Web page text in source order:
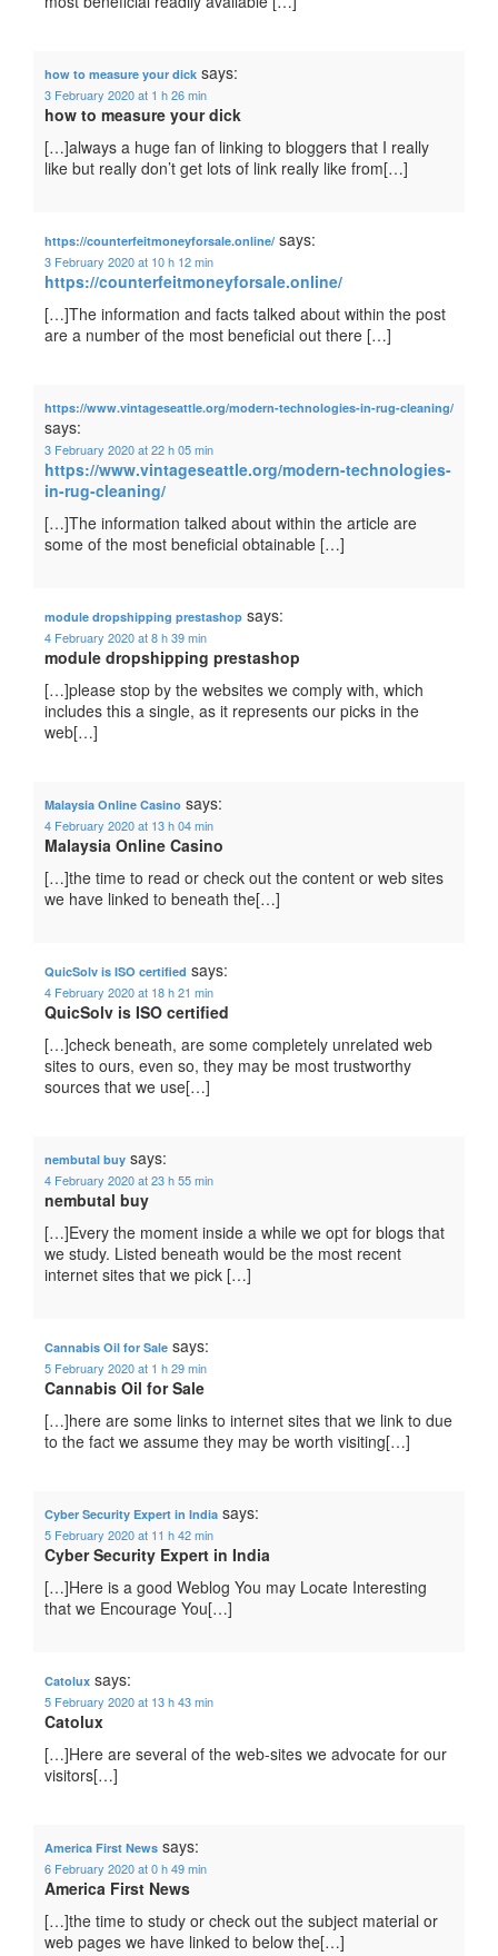
how to measure your dick says:
3 February 2020 at 1 h 26 min
how to measure your dick
[…]always a huge fan of linking to bloggers that I really
like but really don’t get lots of link really like from[…]
https://counterfeitmoneyforsale.online/ says:
3 February 2020 at 10 h 12 min
https://counterfeitmoneyforsale.online/
[…]The information and facts talked about within the post
are a number of the most beneficial out there […]
https://www.vintageseattle.org/modern-technologies-in-rug-cleaning/
says:
3 February 2020 at 22 h 05 min
https://www.vintageseattle.org/modern-technologies-
in-rug-cleaning/
[…]The information talked about within the article are
some of the most beneficial obtainable […]
module dropshipping prestashop says:
4 February 2020 at 8 h 39 min
module dropshipping prestashop
[…]please stop by the websites we comply with, which
includes this a single, as it represents our picks in the
web[…]
Malaysia Online Casino says:
4 February 2020 at 13 h 04 min
Malaysia Online Casino
[…]the time to read or check out the content or web sites
we have linked to beneath the[…]
QuicSolv is ISO certified says:
4 February 2020 at 18 h 21 min
QuicSolv is ISO certified
[…]check beneath, are some completely unrelated web
sites to ours, even so, they may be most trustworthy
sources that we use[…]
nembutal buy says:
4 February 2020 at 23 h 55 min
nembutal buy
[…]Every the moment inside a while we opt for blogs that
we study. Listed beneath would be the most recent
internet sites that we pick […]
Cannabis Oil for Sale says:
5 February 2020 at 1 h 29 min
Cannabis Oil for Sale
[…]here are some links to internet sites that we link to due
to the fact we assume they may be worth visiting[…]
Cyber Security Expert in India says:
5 February 2020 at 11 h 42 min
Cyber Security Expert in India
[…]Here is a good Weblog You may Locate Interesting
that we Encourage You[…]
Catolux says:
5 February 2020 at 13 h 43 min
Catolux
[…]Here are several of the web-sites we advocate for our
visitors[…]
America First News says:
6 February 2020 at 0 h 49 min
America First News
[…]the time to study or check out the subject material or
web pages we have linked to below the[…]